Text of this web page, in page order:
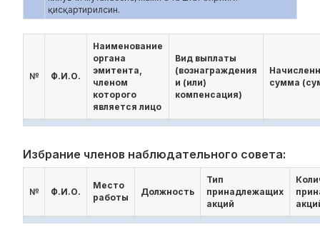
қисқартирилсин.
№ Ф.И.О.
Наименование
органа
эмитента,
членом
которого
является лицо
Вид выплаты
(вознаграждения
и (или)
компенсация)
сумма
Избрание членов наблюдательного совета:
№ Ф.И.О.
Место
работы
Должность
Тип
принадлежащих
акций